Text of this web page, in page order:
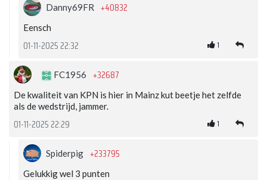
Danny69FR +40832
Eensch
01-11-2025 22:32 1
FC1956 +32687
De kwaliteit van KPN is hier in Mainz kut beetje het zelfde
als de wedstrijd, jammer.
01-11-2025 22:29 1
Spiderpig +233795
Gelukkig wel 3 punten